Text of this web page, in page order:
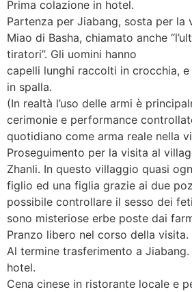
Prima colazione in hotel.
Partenza per Jiabang, sosta per la
Miao di Basha, chiamato anche
tiratori”. Gli uomini hanno
capelli lunghi raccolti in crocchia,
in spalla.
(In realtà l’uso delle armi è
cerimonie e performance
quotidiano come arma reale nella
Proseguimento per la visita al
Zhanli. In questo villaggio quasi
figlio ed una figlia grazie ai due
possibile controllare il sesso dei
sono misteriose erbe poste dai
Pranzo libero nel corso della visita.
Al termine trasferimento a
hotel.
Cena cinese in ristorante locale e